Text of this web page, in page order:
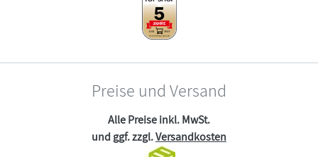
Preise und Versand
Alle Preise inkl. MwSt.
und ggf. zzgl.Versandkosten